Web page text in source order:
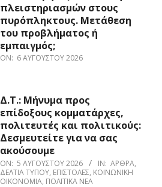
πλειστηριασμών στους
πυρόπληκτους. Μετάθεση
του προβλήματος ή
εμπαιγμός;
ON: 6 ΑΥΓΟΎΣΤΟΥ 2026
Δ.Τ.: Μήνυμα προς
επίδοξους κομματάρχες,
πολιτευτές και πολιτικούς:
Δεσμευτείτε για να σας
ακούσουμε
ON: 5 ΑΥΓΟΎΣΤΟΥ 2026 IN: ΆΡΘΡΑ,
ΔΕΛΤΊΑ ΤΎΠΟΥ, ΕΠΙΣΤΟΛΈΣ, ΚΟΙΝΩΝΙΚΉ
ΟΙΚΟΝΟΜΊΑ, ΠΟΛΙΤΙΚΆ ΝΈΑ